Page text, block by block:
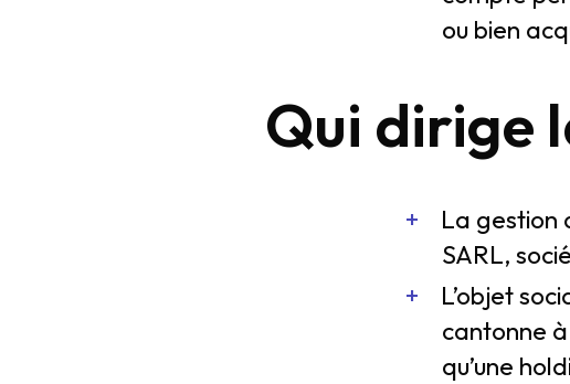
ou bien
Qui dirige
La gestion
SARL,
L’objet
cantonne
qu’une